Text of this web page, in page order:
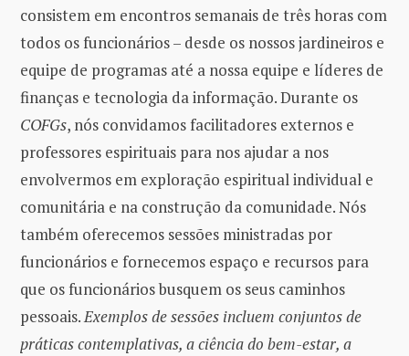
consistem em encontros semanais de três horas com
todos os funcionários – desde os nossos jardineiros e
equipe de programas até a nossa equipe e líderes de
finanças e tecnologia da informação. Durante os
COFGs, nós convidamos facilitadores externos e
professores espirituais para nos ajudar a nos
envolvermos em exploração espiritual individual e
comunitária e na construção da comunidade. Nós
também oferecemos sessões ministradas por
funcionários e fornecemos espaço e recursos para
que os funcionários busquem os seus caminhos
pessoais.Exemplos de sessões incluem conjuntos de
práticas contemplativas, a ciência do bem-estar, a